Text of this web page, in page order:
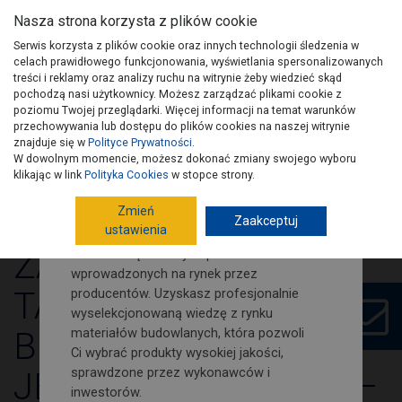
Wydania PSB Artykuły Kontakt
ZADASZENIA
TARASÓW W
BUDOWNICTWIE
JEDNORODZINNYM –
Zamów nasz newsletter i śledź
na bieżąco nowości i porady
budowlano-remontowe!
Na naszej stronie znajdziesz porady
dotyczące poszczególnych etapów
budowy domu. Jak również wypowiedzi i
opinie fachowców budowlanych.
wprowadzonych na rynek przez
producentów. Uzyskasz profesjonalnie
wyselekcjonowaną wiedzę z rynku
materiałów budowlanych, która pozwoli
Ci wybrać produkty wysokiej jakości,
sprawdzone przez wykonawców i
inwestorów.
Nasza strona korzysta z plików cookie
Serwis korzysta z plików cookie oraz innych technologii śledzenia w
celach prawidłowego funkcjonowania, wyświetlania spersonalizowanych
treści i reklamy oraz analizy ruchu na witrynie żeby wiedzieć skąd
pochodzą nasi użytkownicy. Możesz zarządzać plikami cookie z
poziomu Twojej przeglądarki. Więcej informacji na temat warunków
przechowywania lub dostępu do plików cookies na naszej witrynie
znajduje się w Polityce Prywatności.
W dowolnym momencie, możesz dokonać zmiany swojego wyboru
klikając w link Polityka Cookies w stopce strony.
Zmień
ustawienia
Zaakceptuj